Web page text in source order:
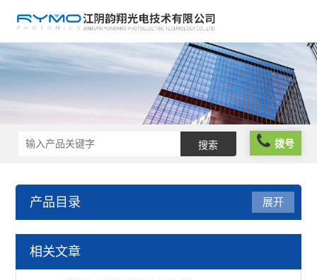
拨号
产品目录
光学元件
展开
相关文章